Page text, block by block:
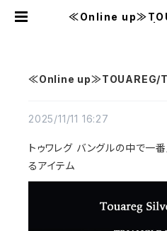
≪Online
≪Online up≫TOUAREG/
2025/11/11 16:27
トゥワレグ バングルの中で一
るアイテム